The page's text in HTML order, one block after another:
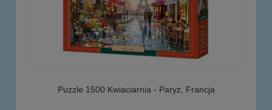
Puzzle 1500 Kwiaciarnia - Paryż, Francja